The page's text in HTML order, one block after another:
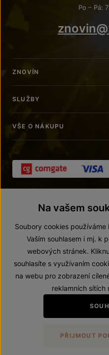
Po – Pá:
ZNOVÍN
SLUŽBY
VŠE O NÁKUPU
© 2026
Prohlášení
Zákaz prodeje alkoholických
Vytvořil
Na vašem
Soubory cookies
Vaším souhlasem i mj. k
webových stránek.
souhlasíte s využívaním
na webu pro zobrazení
reklamních sítích
PŘIJMOUT